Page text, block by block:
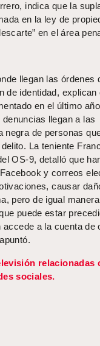
indica que la
en la ley de
en el área
llegan las órdenes
de identidad, explican
en el último
llegan a las
negra de personas
La teniente
OS-9, detalló que
y correos
causar
pero de igual
puede estar
a la cuenta de
relacionadas
sociales.